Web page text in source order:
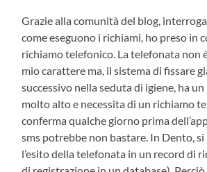
Grazie alla comunità del blog,
come eseguono i richiami, ho preso in
richiamo telefonico. La telefonata non
mio carattere ma, il sistema di fissare
successivo nella seduta di igiene, ha
molto alto e necessita di un richiamo
conferma qualche giorno prima
sms potrebbe non bastare. In Dento,
l’esito della telefonata in un record di